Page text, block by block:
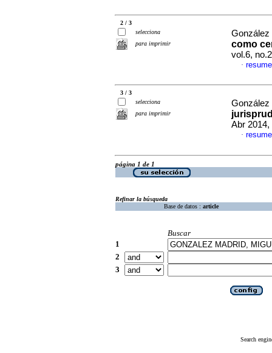
2 / 3
selecciona
para imprimir
como
vol.6,
·
3 / 3
selecciona
para imprimir
Abr 2014,
·
página 1 de 1
Refinar la búsqueda
Base de datos : article
Buscar
1
2
3
Search